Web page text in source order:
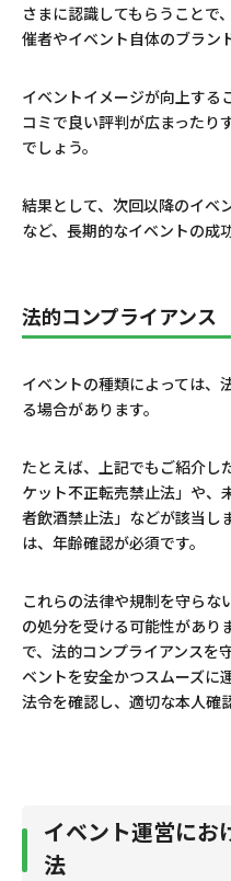
さまに認識してもらうことで
催者やイベント自体のブラン
イベントイメージが向上する
コミで良い評判が広まったり
でしょう。
結果として、次回以降のイベ
など、長期的なイベントの成
法的コンプライアンス
イベントの種類によっては、
る場合があります。
たとえば、上記でもご紹介し
ケット不正転売禁止法」や、
者飲酒禁止法」などが該当し
は、年齢確認が必須です。
これらの法律や規制を守らな
の処分を受ける可能性があり
で、法的コンプライアンスを
ベントを安全かつスムーズに
法令を確認し、適切な本人確
イベント運営にお
法